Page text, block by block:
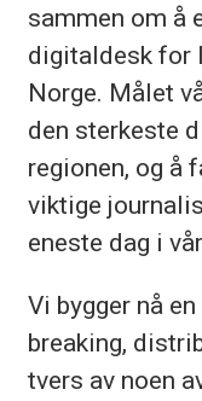
Dette er
Media er
Media.
sammen om å
digitaldesk for
Norge. Målet
den sterkeste
regionen, og å
viktige
eneste dag i
Vi bygger nå
breaking,
tvers av noen